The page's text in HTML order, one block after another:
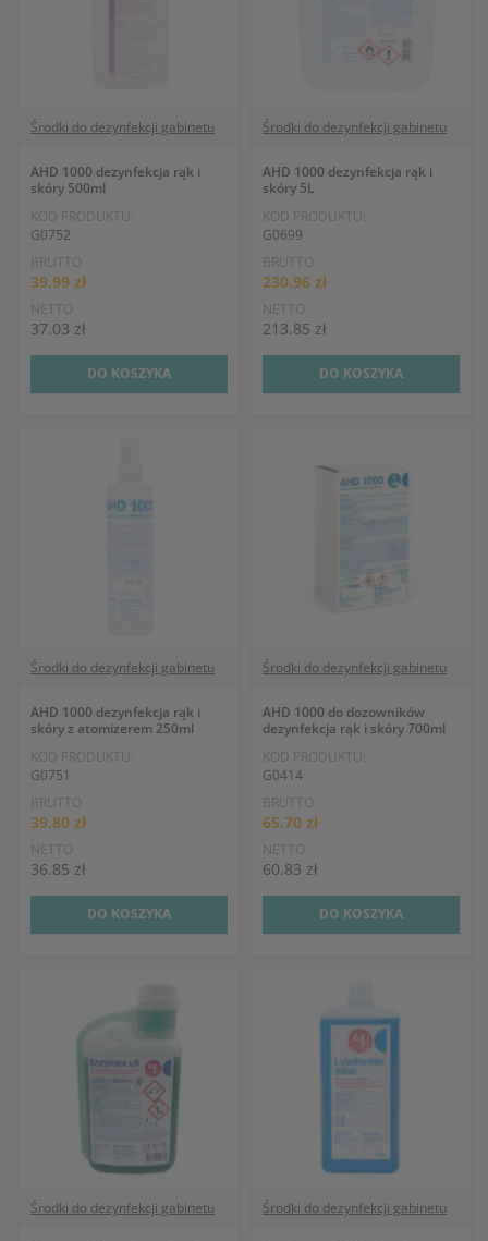
Środki do dezynfekcji gabinetu
AHD 1000 dezynfekcja rąk i
skóry 500ml
KOD PRODUKTU:
G0752
BRUTTO
39.99 zł
NETTO
37.03 zł
DO KOSZYKA
Środki do dezynfekcji gabinetu
AHD 1000 dezynfekcja rąk i
skóry 5L
KOD PRODUKTU:
G0699
BRUTTO
230.96 zł
NETTO
213.85 zł
DO KOSZYKA
Środki do dezynfekcji gabinetu
AHD 1000 dezynfekcja rąk i
skóry z atomizerem 250ml
KOD PRODUKTU:
G0751
BRUTTO
39.80 zł
NETTO
36.85 zł
DO KOSZYKA
Środki do dezynfekcji gabinetu
AHD 1000 do dozowników
dezynfekcja rąk i skóry 700ml
KOD PRODUKTU:
G0414
BRUTTO
65.70 zł
NETTO
60.83 zł
DO KOSZYKA
Środki do dezynfekcji gabinetu Środki do dezynfekcji gabinetu